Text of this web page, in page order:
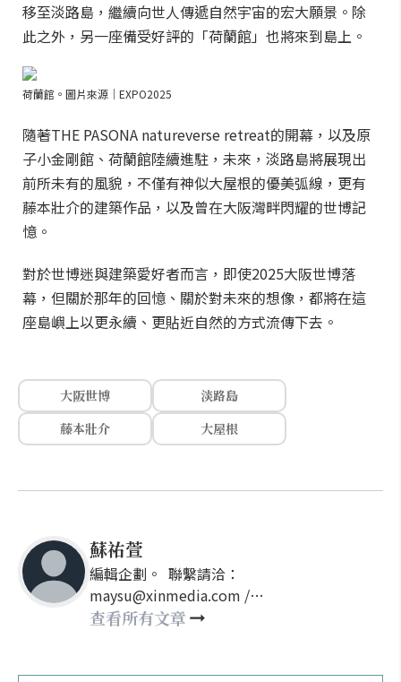
移至淡路島，繼續向世人傳遞自然宇宙的宏大願景。除
此之外，另一座備受好評的「荷蘭館」也將來到島上。
荷蘭館。圖片來源｜EXPO2025
隨著THE PASONA natureverse retreat的開幕，以及原
子小金剛館、荷蘭館陸續進駐，未來，淡路島將展現出
前所未有的風貌，不僅有神似大屋根的優美弧線，更有
藤本壯介的建築作品，以及曾在大阪灣畔閃耀的世博記
憶。
對於世博迷與建築愛好者而言，即使2025大阪世博落
幕，但關於那年的回憶、關於對未來的想像，都將在這
座島嶼上以更永續、更貼近自然的方式流傳下去。
大阪世博
淡路島
藤本壯介
大屋根
蘇祐萱
編輯企劃。 聯繫請洽：
maysu@xinmedia.com /
may860527@gmail.com
查看所有文章